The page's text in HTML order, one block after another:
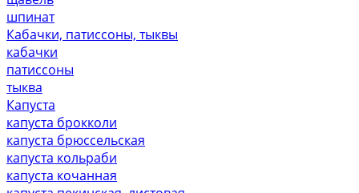
шпинат
Кабачки, патиссоны, тыквы
кабачки
патиссоны
тыква
Капуста
капуста брокколи
капуста брюссельская
капуста кольраби
капуста кочанная